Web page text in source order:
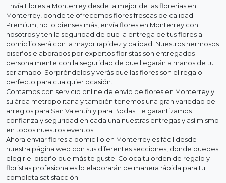
Envía Flores a Monterrey desde la mejor de las florerias en
Monterrey, donde te ofrecemos flores frescas de calidad
Premium, no lo pienses más, envía flores en Monterrey con
nosotros y ten la seguridad de que la entrega de tus flores a
domicilio será con la mayor rapidez y calidad. Nuestros hermosos
diseños elaborados por expertos floristas son entregados
personalmente con la seguridad de que llegarán a manos de tu
ser amado. Sorpréndelos y verás que las flores son el regalo
perfecto para cualquier ocasión.
Contamos con servicio online de envío de flores en Monterrey y
su área metropolitana y también tenemos una gran variedad de
arreglos para San Valentín y para Bodas. Te garantizamos
confianza y seguridad en cada una nuestras entregas y así mismo
en todos nuestros eventos.
Ahora enviar flores a domicilio en Monterrey es fácil desde
nuestra página web con sus diferentes secciones, donde puedes
elegir el diseño que más te guste. Coloca tu orden de regalo y
floristas profesionales lo elaborarán de manera rápida para tu
completa satisfacción.